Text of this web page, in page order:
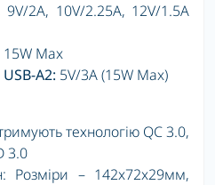
9V/2A, 10V/2.25A, 12V/1.5A
15W Max
A2: 5V/3А (15W Max)
технологію QC 3.0,
3.0
Розміри – 142x72x29мм,